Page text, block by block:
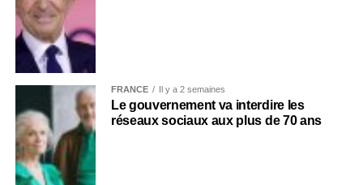
FRANCE Il y a 2 semaines
Le gouvernement va interdire les
réseaux sociaux aux plus de 70 ans